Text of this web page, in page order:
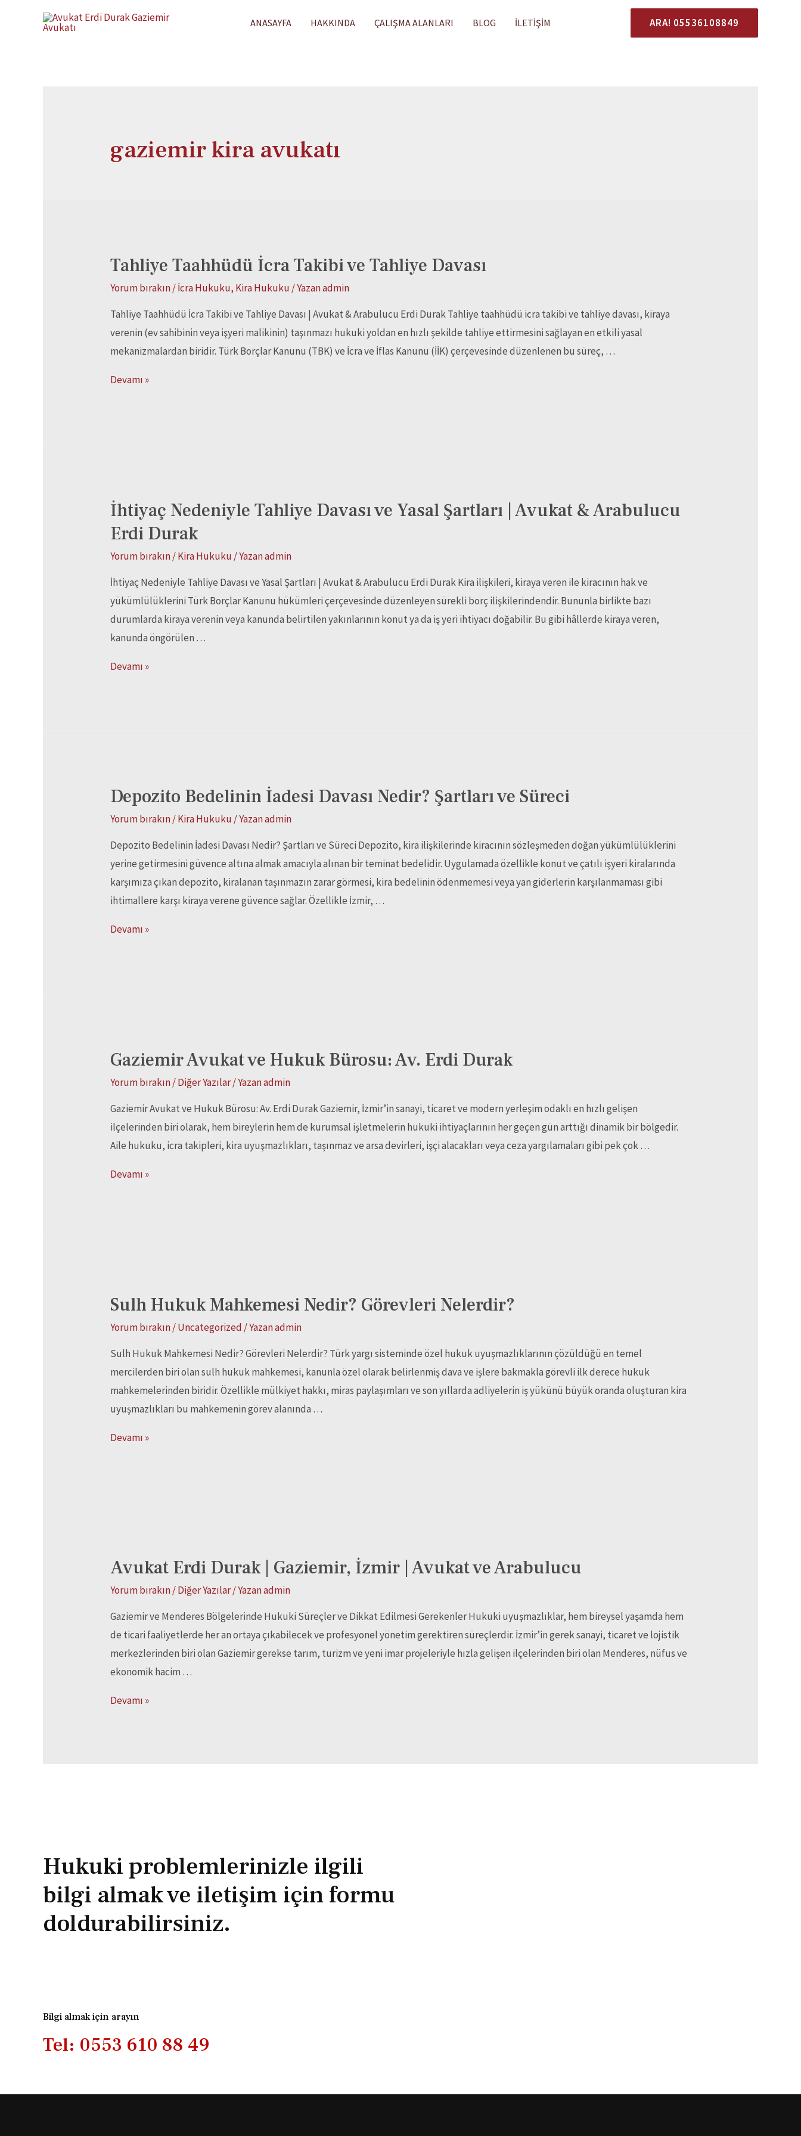
ANASAYFA HAKKINDA ÇALIŞMA ALANLARI BLOG İLETIŞIM ARA! 05536108849
gaziemir kira avukatı
Tahliye Taahhüdü İcra Takibi ve Tahliye Davası
Yorum bırakın/İcra Hukuku, Kira Hukuku/ Yazanadmin
Tahliye Taahhüdü İcra Takibi ve Tahliye Davası | Avukat & Arabulucu Erdi Durak Tahliye taahhüdü icra takibi ve tahliye davası, kiraya
verenin (ev sahibinin veya işyeri malikinin) taşınmazı hukuki yoldan en hızlı şekilde tahliye ettirmesini sağlayan en etkili yasal
mekanizmalardan biridir. Türk Borçlar Kanunu (TBK) ve İcra ve İflas Kanunu (İİK) çerçevesinde düzenlenen bu süreç, …
Devamı »
İhtiyaç Nedeniyle Tahliye Davası ve Yasal Şartları | Avukat & Arabulucu
Erdi Durak
Yorum bırakın/Kira Hukuku / Yazanadmin
İhtiyaç Nedeniyle Tahliye Davası ve Yasal Şartları | Avukat & Arabulucu Erdi Durak Kira ilişkileri, kiraya veren ile kiracının hak ve
yükümlülüklerini Türk Borçlar Kanunu hükümleri çerçevesinde düzenleyen sürekli borç ilişkilerindendir. Bununla birlikte bazı
durumlarda kiraya verenin veya kanunda belirtilen yakınlarının konut ya da iş yeri ihtiyacı doğabilir. Bu gibi hâllerde kiraya veren,
kanunda öngörülen …
Devamı »
Depozito Bedelinin İadesi Davası Nedir? Şartları ve Süreci
Yorum bırakın/Kira Hukuku/ Yazanadmin
Depozito Bedelinin İadesi Davası Nedir? Şartları ve Süreci Depozito, kira ilişkilerinde kiracının sözleşmeden doğan yükümlülüklerini
yerine getirmesini güvence altına almak amacıyla alınan bir teminat bedelidir. Uygulamada özellikle konut ve çatılı işyeri kiralarında
karşımıza çıkan depozito, kiralanan taşınmazın zarar görmesi, kira bedelinin ödenmemesi veya yan giderlerin karşılanmaması gibi
ihtimallere karşı kiraya verene güvence sağlar. Özellikle İzmir, …
Devamı »
Gaziemir Avukat ve Hukuk Bürosu: Av. Erdi Durak
Yorum bırakın/Diğer Yazılar/ Yazanadmin
Gaziemir Avukat ve Hukuk Bürosu: Av. Erdi Durak Gaziemir, İzmir’in sanayi, ticaret ve modern yerleşim odaklı en hızlı gelişen
ilçelerinden biri olarak, hem bireylerin hem de kurumsal işletmelerin hukuki ihtiyaçlarının her geçen gün arttığı dinamik bir bölgedir.
Aile hukuku, icra takipleri, kira uyuşmazlıkları, taşınmaz ve arsa devirleri, işçi alacakları veya ceza yargılamaları gibi pek çok …
Devamı »
Sulh Hukuk Mahkemesi Nedir? Görevleri Nelerdir?
Yorum bırakın/Uncategorized / Yazanadmin
Sulh Hukuk Mahkemesi Nedir? Görevleri Nelerdir? Türk yargı sisteminde özel hukuk uyuşmazlıklarının çözüldüğü en temel
mercilerden biri olan sulh hukuk mahkemesi, kanunla özel olarak belirlenmiş dava ve işlere bakmakla görevli ilk derece hukuk
mahkemelerinden biridir. Özellikle mülkiyet hakkı, miras paylaşımları ve son yıllarda adliyelerin iş yükünü büyük oranda oluşturan kira
uyuşmazlıkları bu mahkemenin görev alanında …
Devamı »
Avukat Erdi Durak | Gaziemir, İzmir | Avukat ve Arabulucu
Yorum bırakın/Diğer Yazılar/ Yazanadmin
Gaziemir ve Menderes Bölgelerinde Hukuki Süreçler ve Dikkat Edilmesi Gerekenler Hukuki uyuşmazlıklar, hem bireysel yaşamda hem
de ticari faaliyetlerde her an ortaya çıkabilecek ve profesyonel yönetim gerektiren süreçlerdir. İzmir’in gerek sanayi, ticaret ve lojistik
merkezlerinden biri olan Gaziemir gerekse tarım, turizm ve yeni imar projeleriyle hızla gelişen ilçelerinden biri olan Menderes, nüfus ve
ekonomik hacim …
Devamı »
Hukuki problemlerinizle ilgili
bilgi almak ve iletişim için formu
doldurabilirsiniz.
Bilgi almak için arayın
Tel: 0553 610 88 49